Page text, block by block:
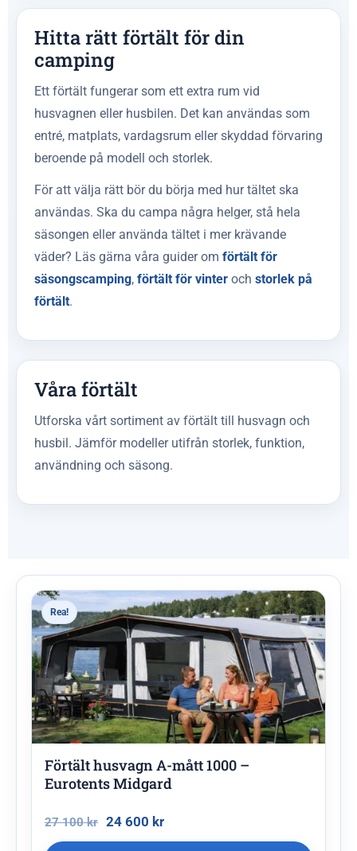
Hitta rätt förtält för din
camping
Ett förtält fungerar som ett extra rum vid
husvagnen eller husbilen. Det kan användas som
entré, matplats, vardagsrum eller skyddad förvaring
beroende på modell och storlek.
För att välja rätt bör du börja med hur tältet ska
användas. Ska du campa några helger, stå hela
säsongen eller använda tältet i mer krävande
väder? Läs gärna våra guider om förtält för
säsongscamping, förtält för vinter och storlek på
förtält.
Våra förtält
Utforska vårt sortiment av förtält till husvagn och
husbil. Jämför modeller utifrån storlek, funktion,
användning och säsong.
Rea!
Förtält husvagn A-mått 1000 –
Eurotents Midgard
27 100kr 24 600 kr